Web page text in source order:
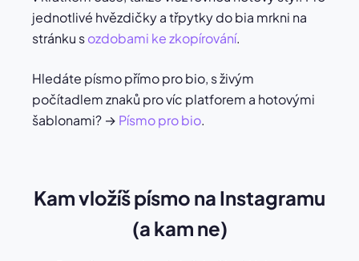
jednotlivé hvězdičky a třpytky do bia mrkni na
stránku sozdobami ke zkopírování.
Hledáte písmo přímo pro bio, s živým
počítadlem znaků pro víc platforem a hotovými
šablonami? → Písmo pro bio.
Kam vložíš písmo na Instagramu
(a kam ne)